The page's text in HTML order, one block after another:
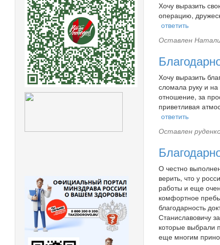
Хочу выразить
операцию,
ответить
Оставлен
Хочу выразить
сломала руку и
отношение, за
приветливая
ответить
Оставлен
О честно
верить, что у
работы и еще
комфортное
благодарность
Станиславовичу
которые выбрали
еще многим